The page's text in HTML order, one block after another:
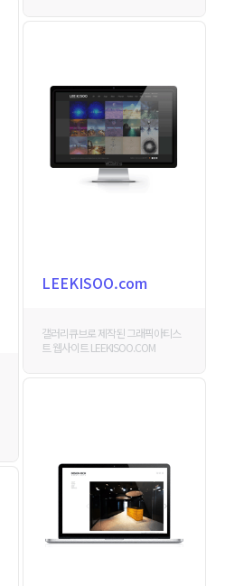
LEEKISOO.com
갤러리큐브로 제작된 그래픽아티스
트 웹사이트 LEEKISOO.COM